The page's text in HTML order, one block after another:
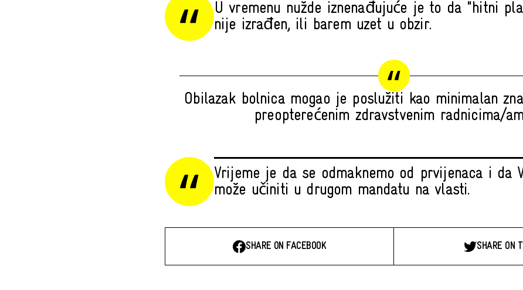
U vremenu nužde iznenađujuće je to da "hitni
nije izrađen, ili barem uzet u obzir.
Obilazak bolnica mogao je poslužiti kao minimalan
preopterećenim zdravstvenim radnicima/
Vrijeme je da se odmaknemo od prvijenaca i da
može učiniti u drugom mandatu na vlasti.
SHARE ON FACEBOOK SHARE ON